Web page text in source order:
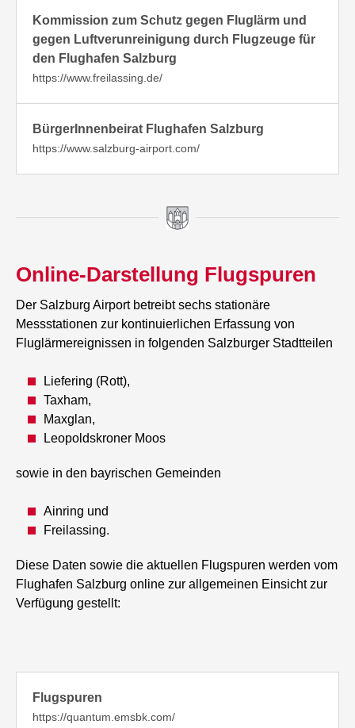
Kommission zum Schutz gegen Fluglärm und
gegen Luftverunreinigung durch Flugzeuge für
den Flughafen Salzburg
https://www.freilassing.de/
BürgerInnenbeirat Flughafen Salzburg
https://www.salzburg-airport.com/
Online-Darstellung Flugspuren
Der Salzburg Airport betreibt sechs stationäre
Messstationen zur kontinuierlichen Erfassung von
Fluglärmereignissen in folgenden Salzburger Stadtteilen
Liefering (Rott),
Taxham,
Maxglan,
Leopoldskroner Moos
sowie in den bayrischen Gemeinden
Ainring und
Freilassing.
Diese Daten sowie die aktuellen Flugspuren werden vom
Flughafen Salzburg online zur allgemeinen Einsicht zur
Verfügung gestellt:
Flugspuren
https://quantum.emsbk.com/